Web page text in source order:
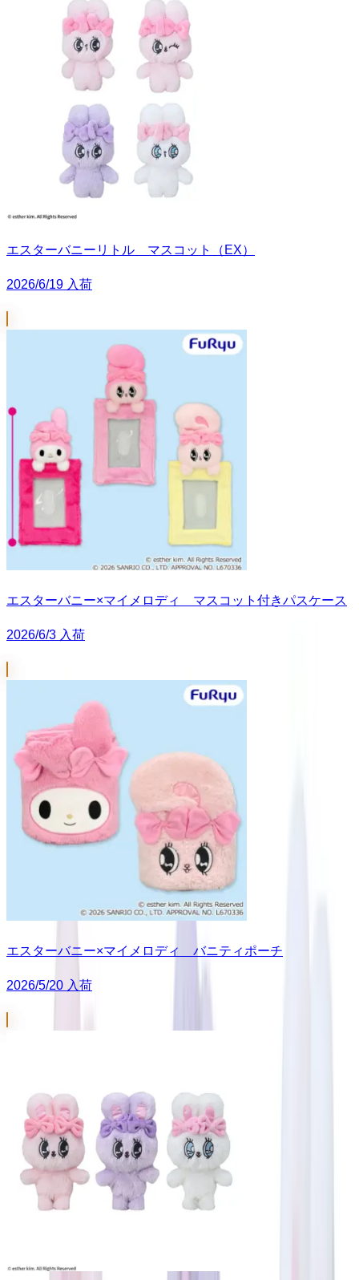
エスターバニーリトル マスコット（EX）
2026/6/19 入荷
エスターバニー×マイメロディ マスコット付きパスケース
2026/6/3 入荷
エスターバニー×マイメロディ バニティポーチ
2026/5/20 入荷